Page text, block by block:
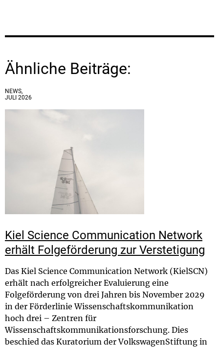
Ähnliche Beiträge:
NEWS,
JULI 2026
Kiel Science Communication Network
erhält Folgeförderung zur Verstetigung
Das Kiel Science Communication Network (KielSCN)
erhält nach erfolgreicher Evaluierung eine
Folgeförderung von drei Jahren bis November 2029
in der Förderlinie Wissenschaftskommunikation
hoch drei – Zentren für
Wissenschaftskommunikationsforschung. Dies
beschied das Kuratorium der VolkswagenStiftung in